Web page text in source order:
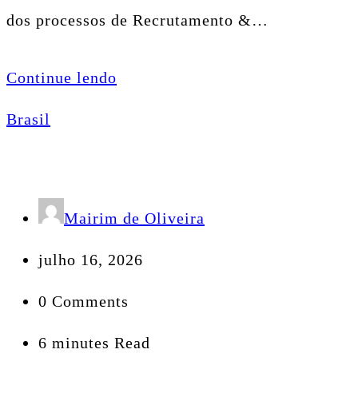
dos processos de Recrutamento &…
Continue lendo
Brasil
Mairim de Oliveira
julho 16, 2026
0 Comments
6 minutes Read